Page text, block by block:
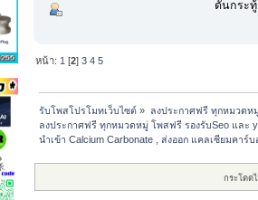
ดันกระทู้
หน้า: 1 [2]3 4 5
รับโพสโปรโมทเว็บไซต์ » ลงประกาศฟรี ทุกหมวดห
ลงประกาศฟรี ทุกหมวดหมู่ โพสฟรี รองรับSeo และ
นำเข้า Calcium Carbonate , ส่งออก แคลเซียมคาร์
กระโดด